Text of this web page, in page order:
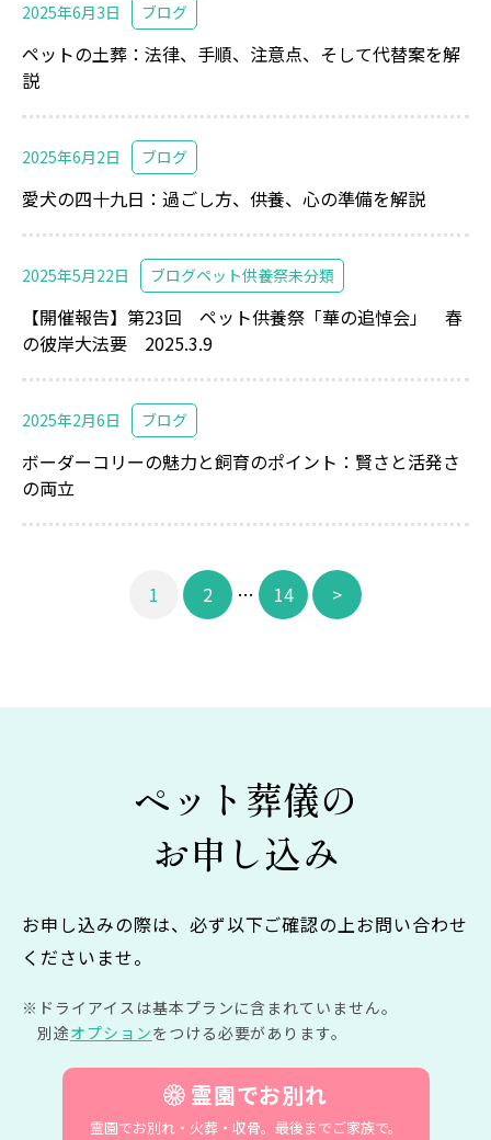
2025年6月3日 ブログ
ペットの土葬：法律、手順、注意点、そして代替案を解
説
2025年6月2日 ブログ
愛犬の四十九日：過ごし方、供養、心の準備を解説
2025年5月22日 ブログペット供養祭未分類
【開催報告】第23回 ペット供養祭「華の追悼会」 春
の彼岸大法要 2025.3.9
2025年2月6日 ブログ
ボーダーコリーの魅力と飼育のポイント：賢さと活発さ
の両立
ペ
1 2 … 14 >
ペット葬儀の
お申し込み
お申し込みの際は、必ず以下ご確認の上お問い合わせ
くださいませ。
ドライアイスは基本プランに含まれていません。
別途オプションをつける必要があります。
霊園でお別れ
霊園でお別れ・火葬・収骨。 最後までご家族で。